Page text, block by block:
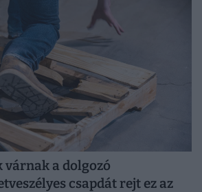
várnak a dolgozó
csapdát rejt ez az